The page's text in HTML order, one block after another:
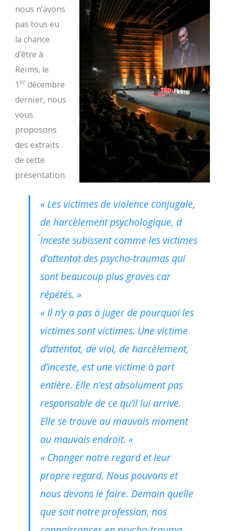
nous n’avons
pas tous eu
la chance
d’être à
Reims, le
1 er décembre
dernier, nous
vous
proposons
des extraits
de cette
présentation.
« Les victimes de violence conjugale,
de harcèlement psychologique, d
´inceste subissent comme les victimes
d’attentat des psycho-traumas qui
sont beaucoup plus graves car
répétés. »
« Il n’y a pas à juger de pourquoi les
victimes sont victimes. Une victime
d’attentat, de viol, de harcèlement,
d’inceste, est une victime à part
entière. Elle n’est absolument pas
responsable de ce qu’il lui arrive.
Elle se trouve au mauvais moment
au mauvais endroit. «
« Changer notre regard et leur
propre regard. Nous pouvons et
nous devons le faire. Demain quelle
que soit notre profession, nos